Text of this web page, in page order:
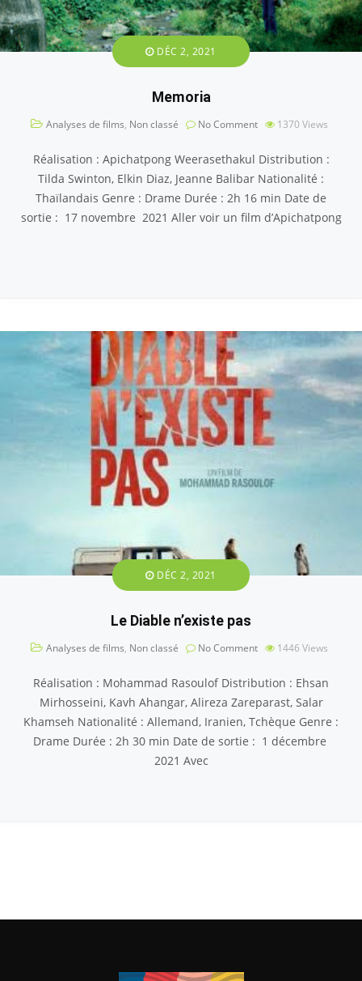
DÉC 2, 2021
Memoria
Analyses de films, Non classé No Comment 1370 Views
Réalisation : Apichatpong Weerasethakul Distribution :
Tilda Swinton, Elkin Diaz, Jeanne Balibar Nationalité :
Thaïlandais Genre : Drame Durée : 2h 16 min Date de
sortie : 17 novembre 2021 Aller voir un film d’Apichatpong
DÉC 2, 2021
Le Diable n’existe pas
Analyses de films, Non classé No Comment 1446 Views
Réalisation : Mohammad Rasoulof Distribution : Ehsan
Mirhosseini, Kavh Ahangar, Alireza Zareparast, Salar
Khamseh Nationalité : Allemand, Iranien, Tchèque Genre :
Drame Durée : 2h 30 min Date de sortie : 1 décembre
2021 Avec